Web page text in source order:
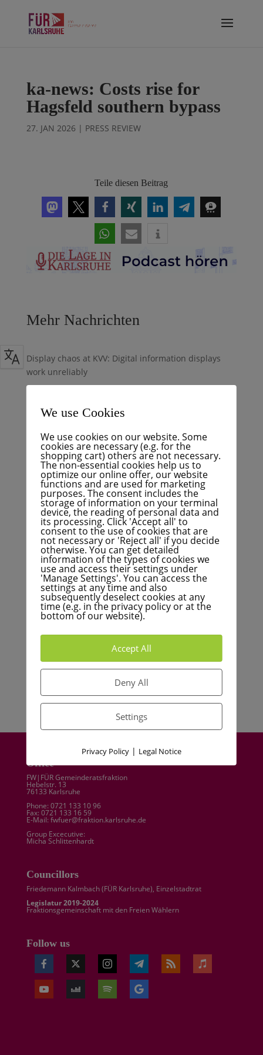
ka-news: Costs rise for
Hagsfeld southern bypass
27. JAN 2026 | PRESS REVIEW
Teile diesen Beitrag
Mehr Nachrichten
Display chaos at KVV: Digital information displays
work unreliably
Podcast: Trough or bridge? Bitter truth about the
BNN+: Hagsfeld bypass decision is coming
Budget crisis with an announcement – FÜR Karlsruhe
calls for a financial turning point
BNN+: Avalanche of interest is coming to the city
Aktuelles von FÜR Karlsruhe
FÜR Karlsruhe fordert umfassende Überprüfung
städtischer Mitgliedschaften
FÜR Karlsruhe setzt sich für den Erhalt der
Garnisonskirche in Knielingen ein
Finanzielle Herausforderungen der Kommunen: Ein
Podcast-Gespräch mit Dr. Breitkreuz
FÜR Karlsruhe begrüßt Verkauf städtischer
Immobilien – Langjährige Forderung wird umgesetzt
Bei der Südumfahrung in Hagsfeld: Eine riskante
Entscheidung gegen wirtschaftliche Vernunft und
ökologische Notwendigkeiten
Office
FW|FÜR Gemeinderatsfraktion
Hebelstr. 13
76133 Karlsruhe
Phone: 0721 133 10 96
Fax: 0721 133 16 59
E-Mail: fwfuer@fraktion.karlsruhe.de
Group Excecutive:
Micha Schlittenhardt
Councillors
Friedemann Kalmbach (FÜR Karlsruhe), Einzelstadtrat
Legislatur 2019-2024
Fraktionsgemeinschaft mit den Freien Wählern
Follow us
We use Cookies
We use cookies on our website. Some
cookies are necessary (e.g. for the
shopping cart) others are not necessary.
The non-essential cookies help us to
optimize our online offer, our website
functions and are used for marketing
purposes. The consent includes the
storage of information on your terminal
device, the reading of personal data and
its processing. Click 'Accept all' to
consent to the use of cookies that are
not necessary or 'Reject all' if you decide
otherwise. You can get detailed
information of the types of cookies we
use and access their settings under
'Manage Settings'. You can access the
settings at any time and also
subsequently deselect cookies at any
time (e.g. in the privacy policy or at the
bottom of our website).
Accept All
Deny All
Settings
Privacy Policy| Legal Notice